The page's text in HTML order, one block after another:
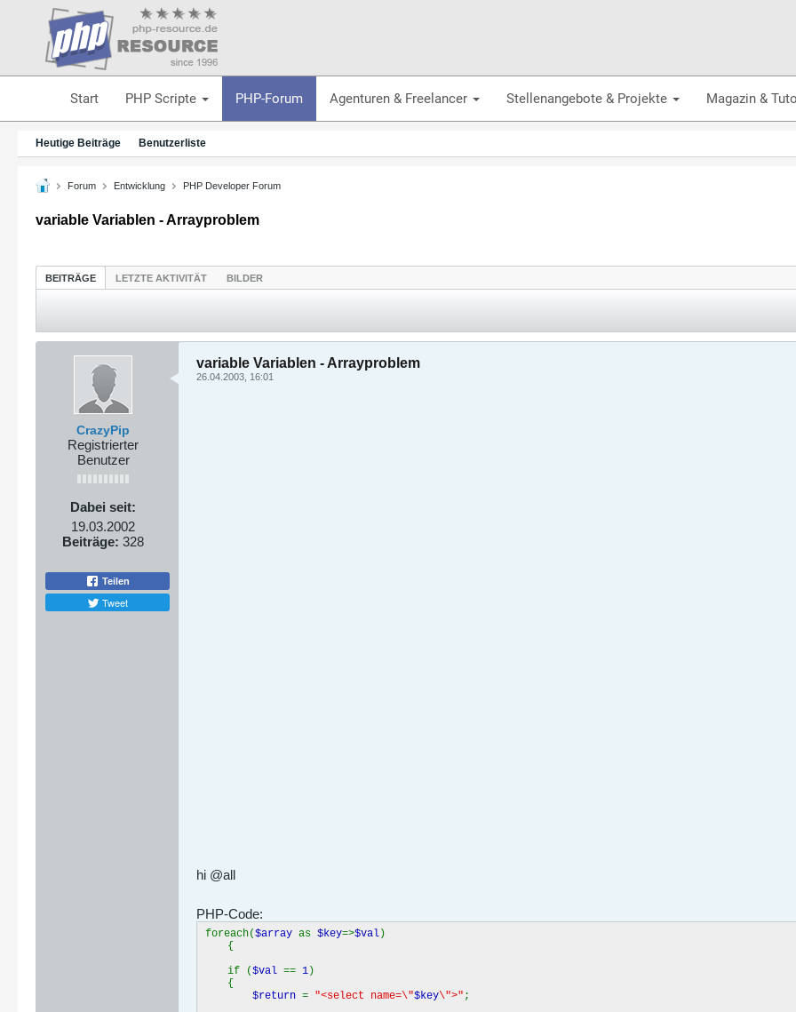
Start PHP Scripte PHP-Forum Agenturen & Freelancer Stellenangebote & Projekte Magazin &
Heutige Beiträge Benutzerliste
Forum Entwicklung PHP Developer Forum
variable Variablen - Arrayproblem
BEITRÄGE LETZTE AKTIVITÄT BILDER
CrazyPip
Registrierter
Benutzer
Dabei seit:
19.03.2002
Beiträge: 328
Teilen
Tweet
variable Variablen - Arrayproblem
26.04.2003, 16:01
hi @all
PHP-Code:
foreach($array as $key=>$val )
{
if ($val == 1 )
{
$return = "<select name=\"$key\">" ;